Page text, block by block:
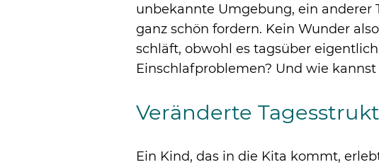
unbekannte Umgebung, ein anderer
ganz schön fordern. Kein Wunder
schläft, obwohl es tagsüber
Einschlafproblemen? Und wie
Veränderte
Ein Kind, das in die Kita kommt,